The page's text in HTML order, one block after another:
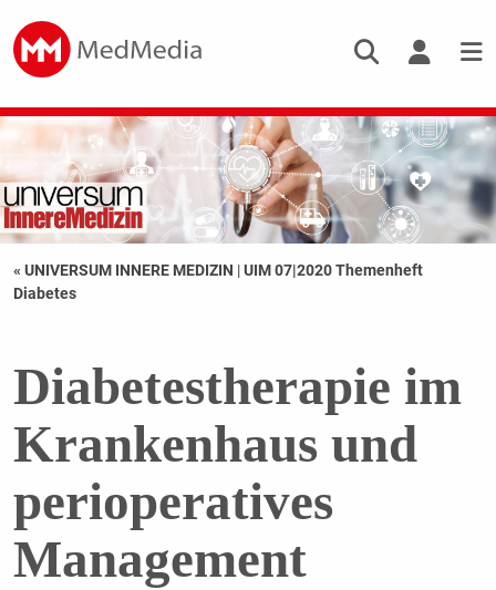
« UNIVERSUM INNERE MEDIZIN |UIM 07|2020 Themenheft
Diabetes
Diabetestherapie im
Krankenhaus und
perioperatives
Management